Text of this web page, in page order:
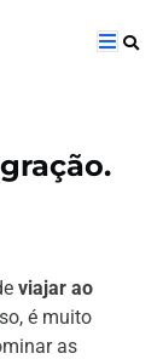
viajar ao
é muito
as